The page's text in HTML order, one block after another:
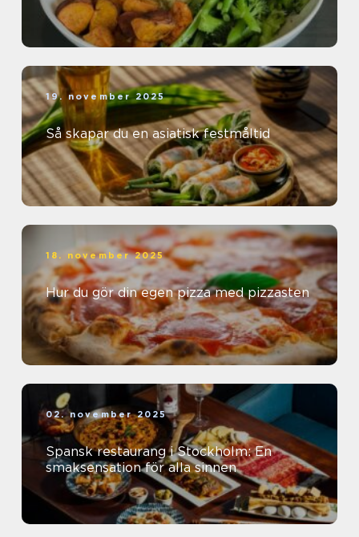
19. november 2025
Så skapar du en asiatisk festmåltid
18. november 2025
Hur du gör din egen pizza med pizzasten
02. november 2025
Spansk restaurang i Stockholm: En
smaksensation för alla sinnen